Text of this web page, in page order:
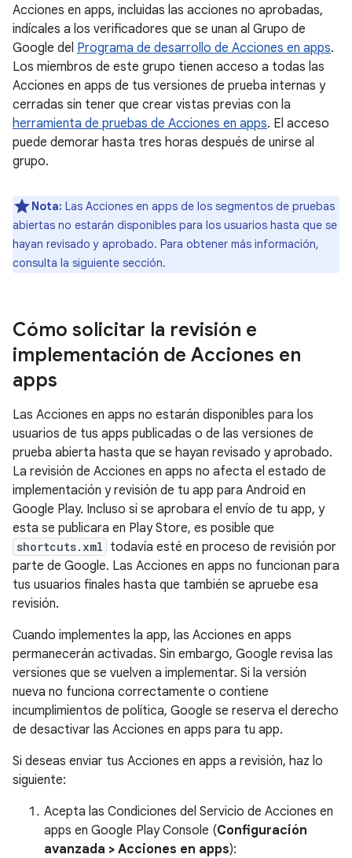
Acciones en apps, incluidas las acciones no aprobadas,
indícales a los verificadores que se unan al Grupo de
Google del Programa de desarrollo de Acciones en apps.
Los miembros de este grupo tienen acceso a todas las
Acciones en apps de tus versiones de prueba internas y
cerradas sin tener que crear vistas previas con la
herramienta de pruebas de Acciones en apps. El acceso
puede demorar hasta tres horas después de unirse al
grupo.
Nota: Las Acciones en apps de los segmentos de pruebas
abiertas no estarán disponibles para los usuarios hasta que se
hayan revisado y aprobado. Para obtener más información,
consulta la siguiente sección.
Cómo solicitar la revisión e
implementación de Acciones en
apps
Las Acciones en apps no estarán disponibles para los
usuarios de tus apps publicadas o de las versiones de
prueba abierta hasta que se hayan revisado y aprobado.
La revisión de Acciones en apps no afecta el estado de
implementación y revisión de tu app para Android en
Google Play. Incluso si se aprobara el envío de tu app, y
esta se publicara en Play Store, es posible que
shortcuts.xml todavía esté en proceso de revisión por
parte de Google. Las Acciones en apps no funcionan para
tus usuarios finales hasta que también se apruebe esa
revisión.
Cuando implementes la app, las Acciones en apps
permanecerán activadas. Sin embargo, Google revisa las
versiones que se vuelven a implementar. Si la versión
nueva no funciona correctamente o contiene
incumplimientos de política, Google se reserva el derecho
de desactivar las Acciones en apps para tu app.
Si deseas enviar tus Acciones en apps a revisión, haz lo
siguiente:
Acepta las Condiciones del Servicio de Acciones en
apps en Google Play Console (Configuración
avanzada > Acciones en apps):